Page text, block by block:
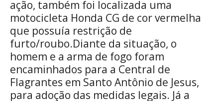
ação, também foi localizada uma
motocicleta Honda CG de cor vermelha
que possuía restrição de
furto/roubo.Diante da situação, o
homem e a arma de fogo foram
encaminhados para a Central de
Flagrantes em Santo Antônio de Jesus,
para adoção das medidas legais. Já a